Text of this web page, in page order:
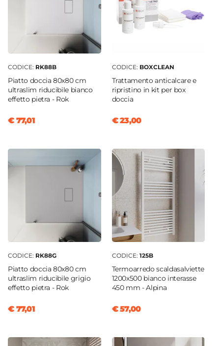
CODICE: RK88B
Piatto doccia 80x80 cm
ultraslim riducibile bianco
effetto pietra - Rok
€ 77,01
CODICE: BOXCLEAN
Trattamento anticalcare e
ripristino in kit per box
doccia
€ 23,00
CODICE: RK88G
Piatto doccia 80x80 cm
ultraslim riducibile grigio
effetto pietra - Rok
€ 77,01
CODICE: 125B
Termoarredo scaldasalviette
1200x500 bianco interasse
450 mm - Alpina
€ 57,00